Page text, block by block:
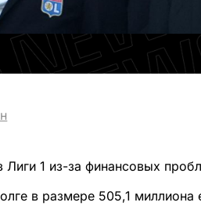
Лиги 1 из-за финансовых
в размере 505,1